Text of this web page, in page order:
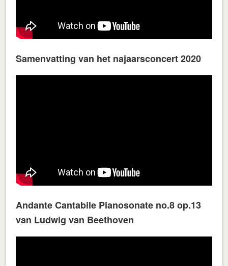
Samenvatting van het najaarsconcert 2020
Andante Cantabile Pianosonate no.8 op.13
van Ludwig van Beethoven